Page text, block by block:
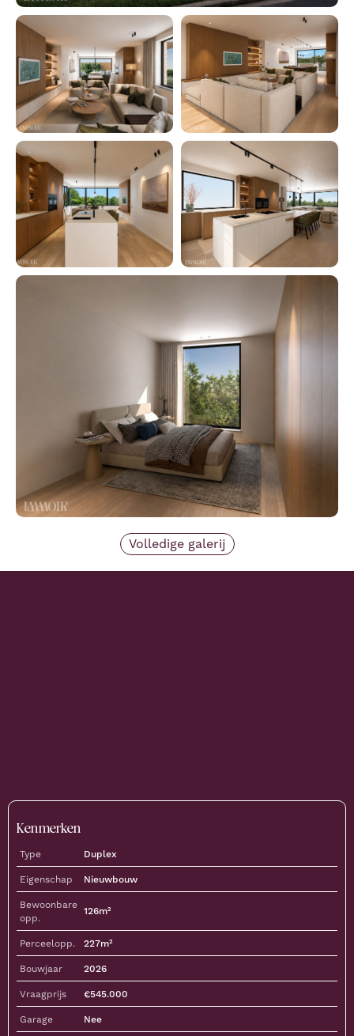
Volledige galerij
Kenmerken
Type Duplex
Eigenschap Nieuwbouw
Bewoonbare
opp.
126m²
Perceelopp. 227m²
Bouwjaar 2026
Vraagprijs €545.000
Garage Nee